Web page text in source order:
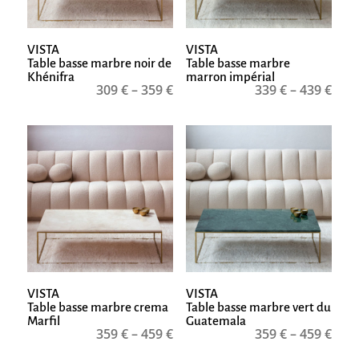
VISTA
Table basse marbre noir de
Khénifra
309€–359€
VISTA
Table basse marbre
marron impérial
339€–439€
VISTA
Table basse marbre crema
Marfil
359€–459€
VISTA
Table basse marbre vert du
Guatemala
359€–459€